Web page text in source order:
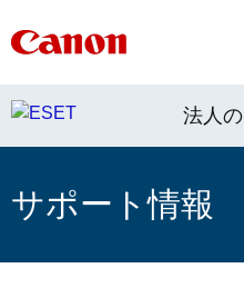
法人
サポート情報